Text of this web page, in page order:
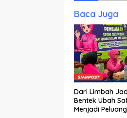
Baca Juga
Dari Limbah
Bentek Ubah
Menjadi